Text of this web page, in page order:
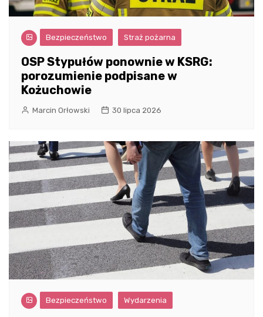
Bezpieczeństwo Straż pożarna
OSP Stypułów ponownie w KSRG:
porozumienie podpisane w
Kożuchowie
Marcin Orłowski 30 lipca 2026
Bezpieczeństwo Wydarzenia